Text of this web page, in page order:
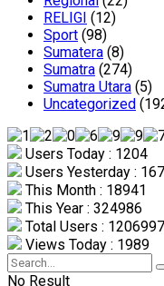
RELIGI (12)
Sport (98)
Sumatera (8)
Sumatra (274)
Sumatra Utara (5)
Uncategorized
Users Today : 1204
Users Yesterday :
This Month : 18941
This Year : 324986
Total Users : 1206997
Views Today : 1989
No Result